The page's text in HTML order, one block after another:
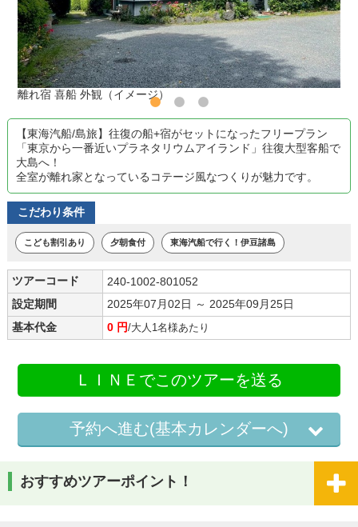
離れ宿 喜船 外観（イメージ）
【東海汽船/島旅】往復の船+宿がセットになったフリープラン
「東京から一番近いプラネタリウムアイランド」往復大型客船で
大島へ！
全室が離れ家となっているコテージ風なつくりが魅力です。
こだわり条件
こども割引あり 夕朝食付 東海汽船で行く！伊豆諸島
ツアーコード
240-1002-801052
設定期間
2025年07月02日 ～ 2025年09月25日
基本代金
0 円/大人1名様あたり
ＬＩＮＥでこのツアーを送る
予約へ進む(基本カレンダーへ)
おすすめツアーポイント！